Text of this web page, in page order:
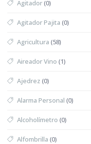
Agitador(0)
Agitador Pajita (0)
Agricultura (58)
Aireador Vino (1)
Ajedrez (0)
Alarma Personal (0)
Alcoholímetro (0)
Alfombrilla (0)